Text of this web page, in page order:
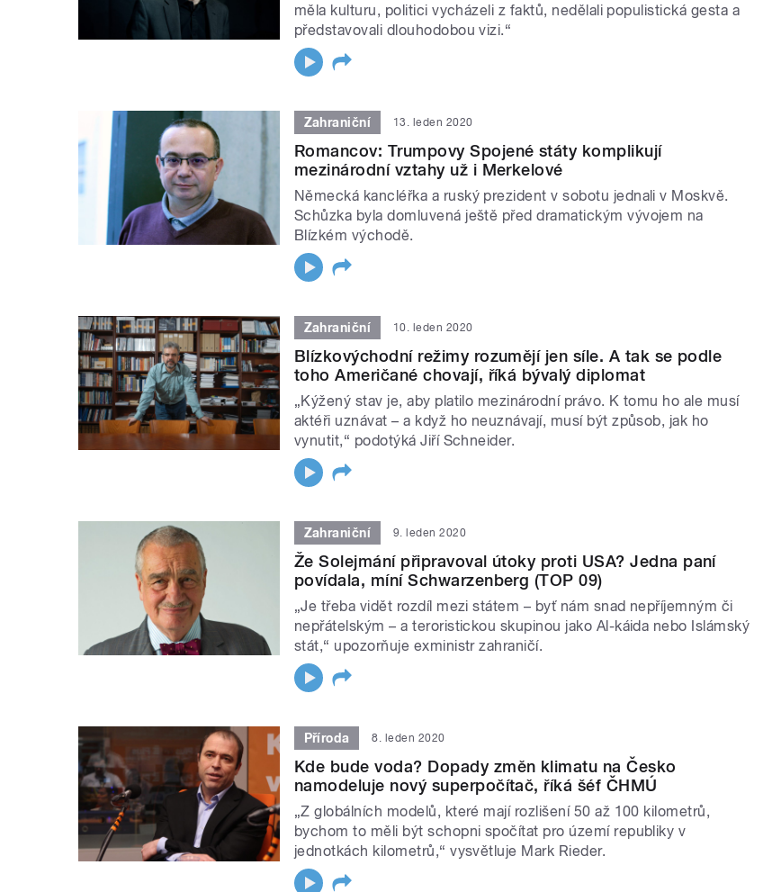
měla kulturu, politici vycházeli z faktů, nedělali populistická gesta a
představovali dlouhodobou vizi.“
Zahraniční 13. leden 2020
Romancov: Trumpovy Spojené státy komplikují
mezinárodní vztahy už i Merkelové
Německá kancléřka a ruský prezident v sobotu jednali v Moskvě.
Schůzka byla domluvená ještě před dramatickým vývojem na
Blízkém východě.
Zahraniční 10. leden 2020
Blízkovýchodní režimy rozumějí jen síle. A tak se podle
toho Američané chovají, říká bývalý diplomat
„Kýžený stav je, aby platilo mezinárodní právo. K tomu ho ale musí
aktéři uznávat – a když ho neuznávají, musí být způsob, jak ho
vynutit,“ podotýká Jiří Schneider.
Zahraniční 9. leden 2020
Že Solejmání připravoval útoky proti USA? Jedna paní
povídala, míní Schwarzenberg (TOP 09)
„Je třeba vidět rozdíl mezi státem – byť nám snad nepříjemným či
nepřátelským – a teroristickou skupinou jako Al-káida nebo Islámský
stát,“ upozorňuje exministr zahraničí.
Příroda 8. leden 2020
Kde bude voda? Dopady změn klimatu na Česko
namodeluje nový superpočítač, říká šéf ČHMÚ
„Z globálních modelů, které mají rozlišení 50 až 100 kilometrů,
bychom to měli být schopni spočítat pro území republiky v
jednotkách kilometrů,“ vysvětluje Mark Rieder.